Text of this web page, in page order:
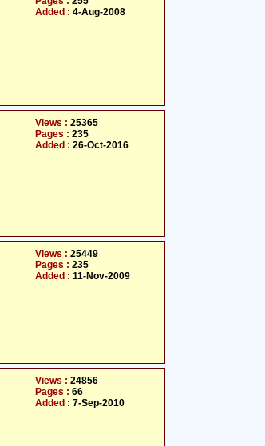
Added : 4-Aug-2008
Views : 25365
Pages : 235
Added : 26-Oct-2016
Views : 25449
Pages : 235
Added : 11-Nov-2009
Views : 24856
Pages : 66
Added : 7-Sep-2010